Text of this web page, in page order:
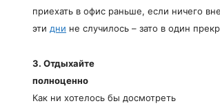
приехать в офис раньше, если ничего
эти дни не случилось – зато в один
3. Отдыхайте
полноценно
Как ни хотелось бы досмотреть